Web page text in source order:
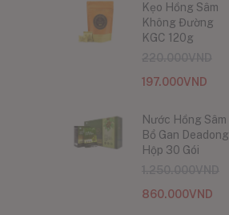
Kẹo Hồng Sâm
Không Đường
KGC 120g
197.000VND
Nước Hồng Sâm
Bổ Gan Deadong
Hộp 30 Gói
860.000VND